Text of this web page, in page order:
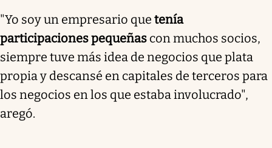
"Yo soy un empresario que tenía
participaciones pequeñas con muchos socios,
siempre tuve más idea de negocios que plata
propia y descansé en capitales de terceros para
los negocios en los que estaba involucrado",
aregó.